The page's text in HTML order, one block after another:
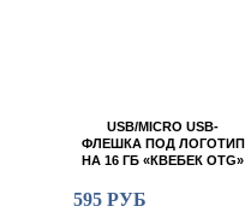
USB/MICRO USB-
ФЛЕШКА ПОД ЛОГОТИП
НА 16 ГБ «КВЕБЕК OTG»
595 РУБ